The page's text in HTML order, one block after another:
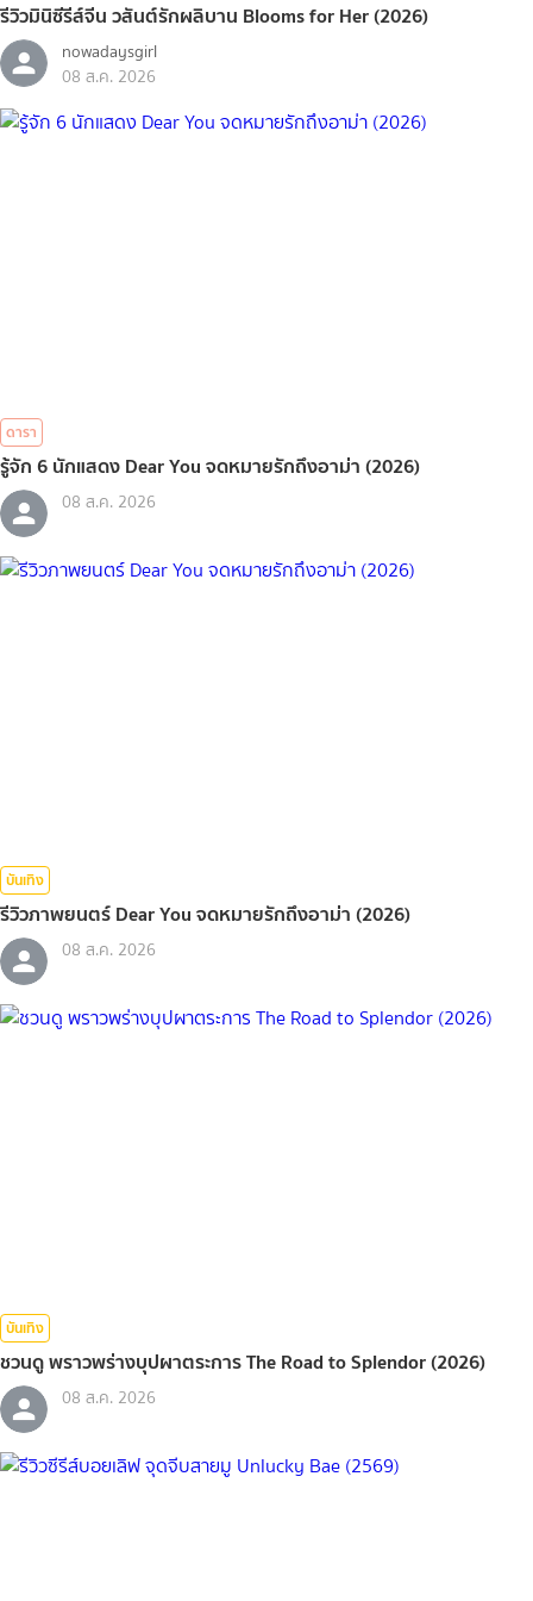
รีวิวมินิซีรีส์จีน วสันต์รักผลิบาน Blooms for Her (2026)
nowadaysgirl
08 ส.ค. 2026
ดารา
รู้จัก 6 นักแสดง Dear You จดหมายรักถึงอาม่า (2026)
08 ส.ค. 2026
บันเทิง
รีวิวภาพยนตร์ Dear You จดหมายรักถึงอาม่า (2026)
08 ส.ค. 2026
บันเทิง
ชวนดู พราวพร่างบุปผาตระการ The Road to Splendor (2026)
08 ส.ค. 2026